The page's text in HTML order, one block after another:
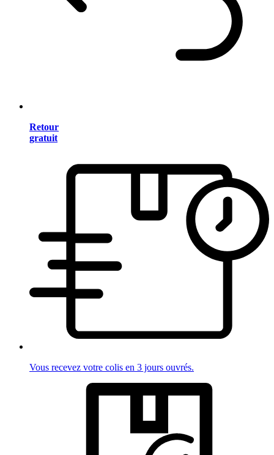
Retour
gratuit
Vous recevez votre colis en 3 jours ouvrés.